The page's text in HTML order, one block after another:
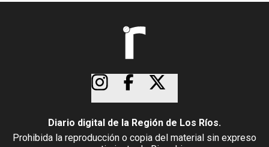
Diario digital de la Región de Los Ríos.
Prohibida la reproducción o copia del material sin expreso